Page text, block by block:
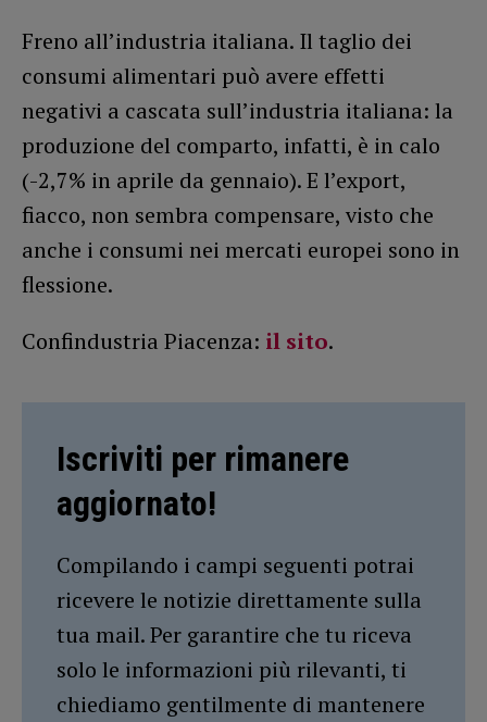
Freno all’industria italiana. Il taglio dei
consumi alimentari può avere effetti
negativi a cascata sull’industria italiana: la
produzione del comparto, infatti, è in calo
(-2,7% in aprile da gennaio). E l’export,
fiacco, non sembra compensare, visto che
anche i consumi nei mercati europei sono in
flessione.
Confindustria Piacenza: il sito.
Iscriviti per rimanere
aggiornato!
Compilando i campi seguenti potrai
ricevere le notizie direttamente sulla
tua mail. Per garantire che tu riceva
solo le informazioni più rilevanti, ti
chiediamo gentilmente di mantenere